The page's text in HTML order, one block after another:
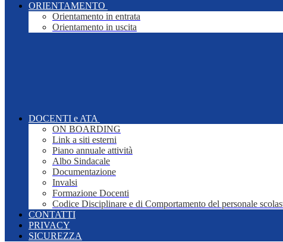
ORIENTAMENTO
Orientamento in entrata
Orientamento in uscita
DOCENTI e ATA
ON BOARDING
Link a siti esterni
Piano annuale attività
Albo Sindacale
Documentazione
Invalsi
Formazione Docenti
Codice Disciplinare e di Comportamento del personale
CONTATTI
PRIVACY
SICUREZZA